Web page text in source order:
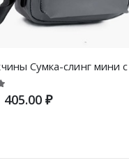
405.00 ₽